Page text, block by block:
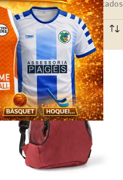
Mostrando los 92 resultados